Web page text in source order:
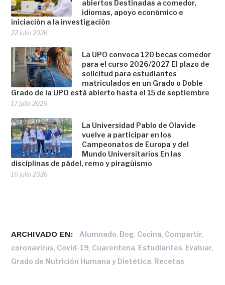
abiertos Destinadas a comedor,
idiomas, apoyo económico e
iniciación a la investigación
22 julio 2026
La UPO convoca 120 becas comedor
para el curso 2026/2027 El plazo de
solicitud para estudiantes
matriculados en un Grado o Doble
Grado de la UPO está abierto hasta el 15 de septiembre
17 julio 2026
La Universidad Pablo de Olavide
vuelve a participar en los
Campeonatos de Europa y del
Mundo Universitarios En las
disciplinas de pádel, remo y piragüismo
16 julio 2026
ARCHIVADO EN: Alumnado, Bog, Cocina, Compartir,
coronavirus, Covid-19, Cuarentena, Estudiantes, Evaluar,
Grado de Nutrición Humana y Dietética, Recetas